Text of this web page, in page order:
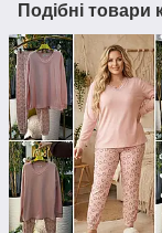
Подібні товари